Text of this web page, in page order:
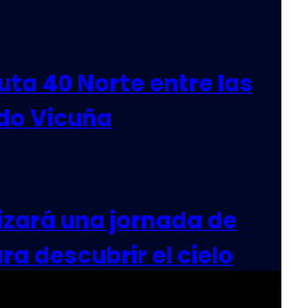
40 Norte entre las
Vicuña
una jornada de
descubrir el cielo